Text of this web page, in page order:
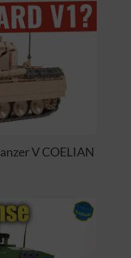
V COELIAN